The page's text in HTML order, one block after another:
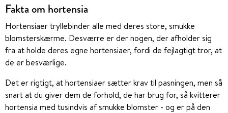
Fakta om hortensia
Hortensiaer tryllebinder alle med deres store, smukke
blomsterskærme. Desværre er der nogen, der afholder sig
fra at holde deres egne hortensiaer, fordi de fejlagtigt tror, at
de er besværlige.
Det er rigtigt, at hortensiaer sætter krav til pasningen, men så
snart at du giver dem de forhold, de har brug for, så kvitterer
hortensia med tusindvis af smukke blomster - og er på den